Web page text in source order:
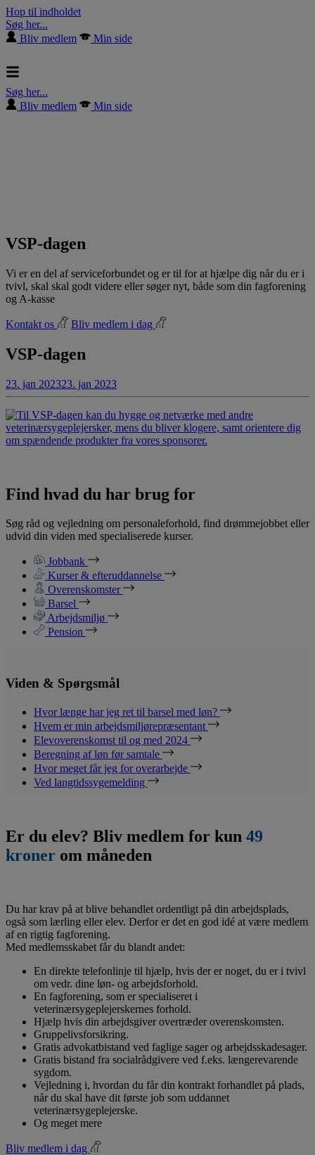
Hop til indholdet
Søg her...
Bliv medlem
Min side
Søg her...
Bliv medlem
Min side
VSP-dagen
Vi er en del af serviceforbundet og er til for at hjælpe dig når du er i
tvivl, skal skal godt videre eller søger nyt, både som din fagforening
og A-kasse
Kontakt os Bliv medlem i dag
VSP-dagen
23. jan 202323. jan 2023
Find hvad du har brug for
Søg råd og vejledning om personaleforhold, find drømmejobbet eller
udvid din viden med specialiserede kurser.
Jobbank
Kurser & efteruddannelse
Overenskomster
Barsel
Arbejdsmiljø
Pension
Viden & Spørgsmål
Hvor længe har jeg ret til barsel med løn?
Hvem er min arbejdsmiljørepræsentant
Elevoverenskomst til og med 2024
Beregning af løn før samtale
Hvor meget får jeg for overarbejde
Ved langtidssygemelding
Er du elev? Bliv medlem for kun 49
kroner om måneden
Du har krav på at blive behandlet ordentligt på din arbejdsplads,
også som lærling eller elev. Derfor er det en god idé at være medlem
af en rigtig fagforening.
Med medlemsskabet får du blandt andet:
En direkte telefonlinje til hjælp, hvis der er noget, du er i tvivl
om vedr. dine løn- og arbejdsforhold.
En fagforening, som er specialiseret i
veterinærsygeplejerskernes forhold.
Hjælp hvis din arbejdsgiver overtræder overenskomsten.
Gruppelivsforsikring.
Gratis advokatbistand ved faglige sager og arbejdsskadesager.
Gratis bistand fra socialrådgivere ved f.eks. længerevarende
sygdom.
Vejledning i, hvordan du får din kontrakt forhandlet på plads,
når du skal have dit første job som uddannet
veterinærsygeplejerske.
Og meget mere
Bliv medlem i dag